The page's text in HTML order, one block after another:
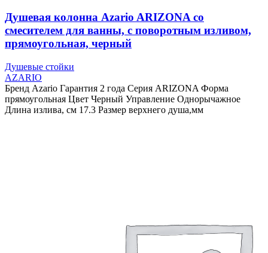
Душевая колонна Azario ARIZONA со
смесителем для ванны, с поворотным изливом,
прямоугольная, черный
Душевые стойки
AZARIO
Бренд Azario Гарантия 2 года Серия ARIZONA Форма
прямоугольная Цвет Черный Управление Однорычажное
Длина излива, см 17.3 Размер верхнего душа,мм